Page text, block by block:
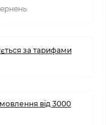
за тарифами
від 3000